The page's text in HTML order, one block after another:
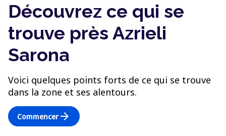
Découvrez ce qui se
trouve près Azrieli
Sarona
Voici quelques points forts de ce qui se trouve
dans la zone et ses alentours.
Commencerarrow_forward